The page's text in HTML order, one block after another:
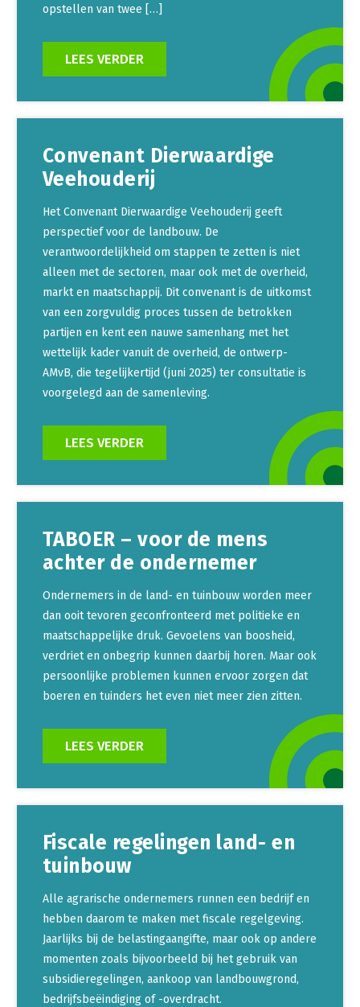
opstellen van twee […]
LEES VERDER
Convenant Dierwaardige
Veehouderij
Het Convenant Dierwaardige Veehouderij geeft
perspectief voor de landbouw. De
verantwoordelijkheid om stappen te zetten is niet
alleen met de sectoren, maar ook met de overheid,
markt en maatschappij. Dit convenant is de uitkomst
van een zorgvuldig proces tussen de betrokken
partijen en kent een nauwe samenhang met het
wettelijk kader vanuit de overheid, de ontwerp-
AMvB, die tegelijkertijd (juni 2025) ter consultatie is
voorgelegd aan de samenleving.
LEES VERDER
TABOER – voor de mens
achter de ondernemer
Ondernemers in de land- en tuinbouw worden meer
dan ooit tevoren geconfronteerd met politieke en
maatschappelijke druk. Gevoelens van boosheid,
verdriet en onbegrip kunnen daarbij horen. Maar ook
persoonlijke problemen kunnen ervoor zorgen dat
boeren en tuinders het even niet meer zien zitten.
LEES VERDER
Fiscale regelingen land- en
tuinbouw
Alle agrarische ondernemers runnen een bedrijf en
hebben daarom te maken met fiscale regelgeving.
Jaarlijks bij de belastingaangifte, maar ook op andere
momenten zoals bijvoorbeeld bij het gebruik van
subsidieregelingen, aankoop van landbouwgrond,
bedrijfsbeëindiging of -overdracht.